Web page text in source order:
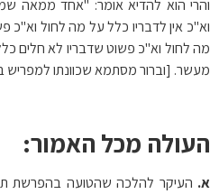
והרי הוא להדיא אומר: "אחד ממאה
וא"כ אין לדבריו כלל על מה לחול וא"כ
מה לחול וא"כ פשוט שדבריו לא חלים
מעשר. [וברור מסתמא שכוונתו למפריש
העולה מכל האמור:
א. העיקר להלכה שהטועה בהפרשת